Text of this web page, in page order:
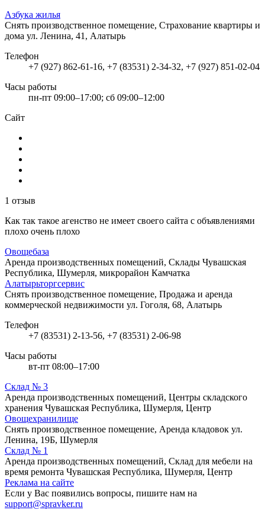
Азбука жилья
Снять производственное помещение, Страхование квартиры и
дома ул. Ленина, 41, Алатырь
Телефон
+7 (927) 862-61-16, +7 (83531) 2-34-32, +7 (927) 851-02-04
Часы работы
пн-пт 09:00–17:00; сб 09:00–12:00
Сайт
1 отзыв
Как так такое агенство не имеет своего сайта с объявлениями
плохо очень плохо
Овощебаза
Аренда производственных помещений, Склады Чувашская
Республика, Шумерля, микрорайон Камчатка
Алатырьторгсервис
Снять производственное помещение, Продажа и аренда
коммерческой недвижимости ул. Гоголя, 68, Алатырь
Телефон
+7 (83531) 2-13-56, +7 (83531) 2-06-98
Часы работы
вт-пт 08:00–17:00
Склад № 3
Аренда производственных помещений, Центры складского
хранения Чувашская Республика, Шумерля, Центр
Овощехранилище
Снять производственное помещение, Аренда кладовок ул.
Ленина, 19Б, Шумерля
Склад № 1
Аренда производственных помещений, Склад для мебели на
время ремонта Чувашская Республика, Шумерля, Центр
Реклама на сайте
Если у Вас появились вопросы, пишите нам на
support@spravker.ru